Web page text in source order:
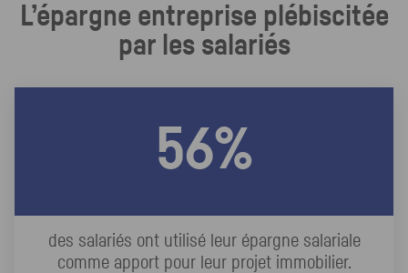
L’épargne entreprise plébiscitée
par les salariés
56%
des salariés ont utilisé leur épargne salariale
comme apport pour leur projet immobilier.